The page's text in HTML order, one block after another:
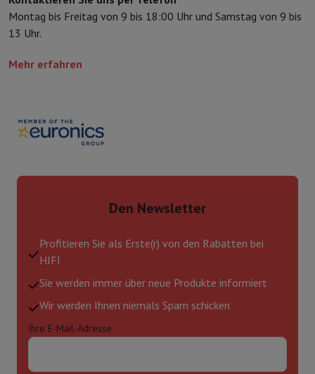
Montag bis Freitag von 9 bis 18:00 Uhr und Samstag von 9 bis
13 Uhr.
Mehr erfahren
Den Newsletter
Profitieren Sie als Erste(r) von den Rabatten bei
HIFI
Sie werden immer über neue Produkte informiert
Wir werden Ihnen niemals Spam schicken
Ihre E-Mail-Adresse